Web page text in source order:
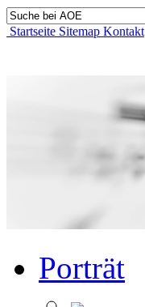
Startseite Sitemap Kontakt
Porträt